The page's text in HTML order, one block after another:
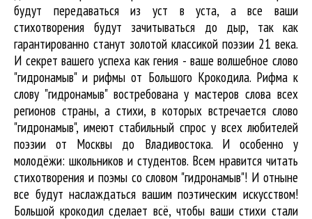
будут передаваться из уст в уста, а все ваши
стихотворения будут зачитываться до дыр, так как
гарантированно станут золотой классикой поэзии 21 века.
И секрет вашего успеха как гения - ваше волшебное слово
"гидронамыв" и рифмы от Большого Крокодила. Рифма к
слову "гидронамыв" востребована у мастеров слова всех
регионов страны, а стихи, в которых встречается слово
"гидронамыв", имеют стабильный спрос у всех любителей
поэзии от Москвы до Владивостока. И особенно у
молодёжи: школьников и студентов. Всем нравится читать
стихотворения и поэмы со словом "гидронамыв"! И отныне
все будут наслаждаться вашим поэтическим искусством!
Большой крокодил cделает всё, чтобы ваши стихи стали